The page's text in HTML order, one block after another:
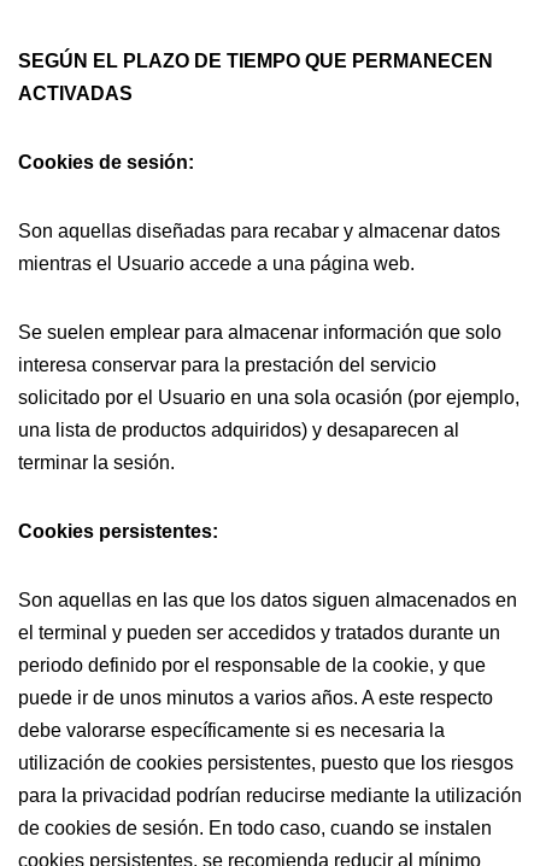
SEGÚN EL PLAZO DE TIEMPO QUE PERMANECEN
ACTIVADAS
Cookies de sesión:
Son aquellas diseñadas para recabar y almacenar datos
mientras el Usuario accede a una página web.
Se suelen emplear para almacenar información que solo
interesa conservar para la prestación del servicio
solicitado por el Usuario en una sola ocasión (por ejemplo,
una lista de productos adquiridos) y desaparecen al
terminar la sesión.
Cookies persistentes:
Son aquellas en las que los datos siguen almacenados en
el terminal y pueden ser accedidos y tratados durante un
periodo definido por el responsable de la cookie, y que
puede ir de unos minutos a varios años. A este respecto
debe valorarse específicamente si es necesaria la
utilización de cookies persistentes, puesto que los riesgos
para la privacidad podrían reducirse mediante la utilización
de cookies de sesión. En todo caso, cuando se instalen
cookies persistentes, se recomienda reducir al mínimo